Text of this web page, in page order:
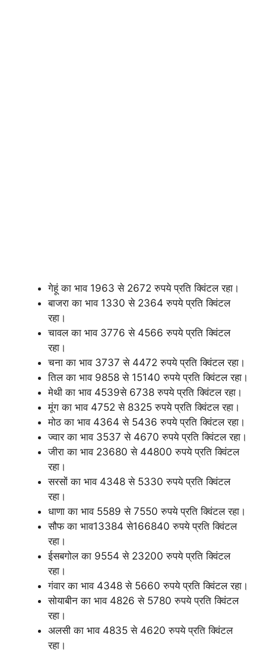
गेहूं का भाव 1963 से 2672 रुपये प्रति क्विंटल रहा।
बाजरा का भाव 1330 से 2364 रुपये प्रति क्विंटल
रहा।
चावल का भाव 3776 से 4566 रुपये प्रति क्विंटल
रहा।
चना का भाव 3737 से 4472 रुपये प्रति क्विंटल रहा।
तिल का भाव 9858 से 15140 रुपये प्रति क्विंटल रहा।
मेथी का भाव 4539से 6738 रुपये प्रति क्विंटल रहा।
मूंग का भाव 4752 से 8325 रुपये प्रति क्विंटल रहा।
मोठ का भाव 4364 से 5436 रुपये प्रति क्विंटल रहा।
ज्वार का भाव 3537 से 4670 रुपये प्रति क्विंटल रहा।
जीरा का भाव 23680 से 44800 रुपये प्रति क्विंटल
रहा।
सरसों का भाव 4348 से 5330 रुपये प्रति क्विंटल
रहा।
धाणा का भाव 5589 से 7550 रुपये प्रति क्विंटल रहा।
सौफ का भाव13384 से166840 रुपये प्रति क्विंटल
रहा।
ईसबगोल का 9554 से 23200 रुपये प्रति क्विंटल
रहा।
गंवार का भाव 4348 से 5660 रुपये प्रति क्विंटल रहा।
सोयाबीन का भाव 4826 से 5780 रुपये प्रति क्विंटल
रहा।
अलसी का भाव 4835 से 4620 रुपये प्रति क्विंटल
रहा।